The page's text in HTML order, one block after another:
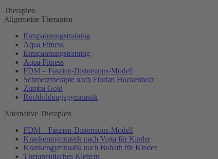
Therapien
Allgemeine Therapien
Entspannungstraining
Aqua Fitness
Entspannungstraining
Aqua Fitness
FDM – Faszien-Distorsions-Modell
Schmerztherapie nach Florian Hockenholz
Zumba Gold
Rückbildungsgymnastik
Alternative Therapien
FDM – Faszien-Distorsions-Modell
Krankengymnastik nach Vojta für Kinder
Krankengymnastik nach Bobath für Kinder
Therapeutisches Klettern